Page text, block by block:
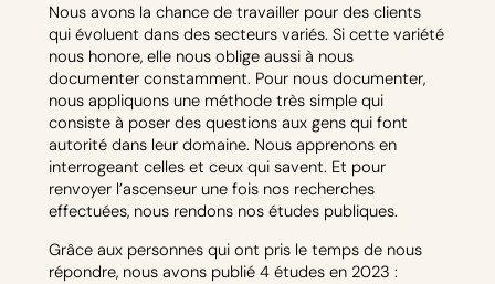
Nous avons la chance de travailler pour des clients
qui évoluent dans des secteurs variés. Si cette variété
nous honore, elle nous oblige aussi à nous
documenter constamment. Pour nous documenter,
nous appliquons une méthode très simple qui
consiste à poser des questions aux gens qui font
autorité dans leur domaine. Nous apprenons en
interrogeant celles et ceux qui savent. Et pour
renvoyer l’ascenseur une fois nos recherches
effectuées, nous rendons nos études publiques.
Grâce aux personnes qui ont pris le temps de nous
répondre, nous avons publié 4 études en 2023 :